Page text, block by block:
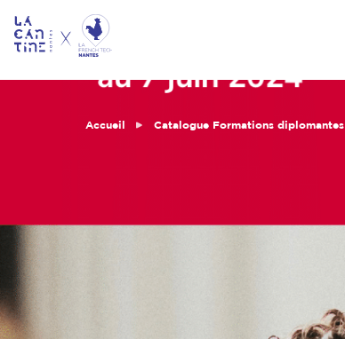
Accueil Catalogue Formations diplomantes